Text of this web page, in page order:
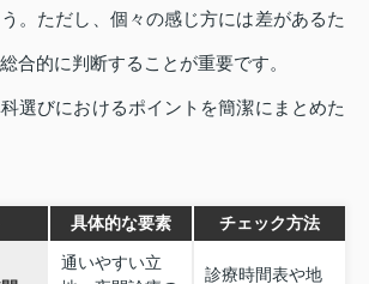
。ただし、個々の感じ方には差があるた
合的に判断することが重要です。
選びにおけるポイントを簡潔にまとめた
具体的な要素 チェック方法
通いやすい立
診療時間表や地